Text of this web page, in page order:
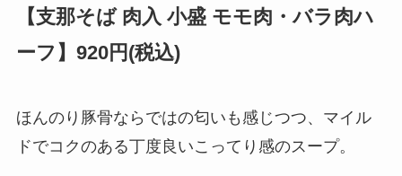
【支那そば 肉入 小盛 モモ肉・バラ肉ハ
ーフ】920円(税込)
ほんのり豚骨ならではの匂いも感じつつ、マイル
ドでコクのある丁度良いこってり感のスープ。